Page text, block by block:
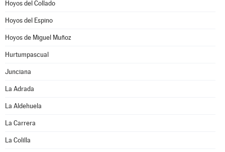
Hoyos del Collado
Hoyos del Espino
Hoyos de Miguel Muñoz
Hurtumpascual
Junciana
La Adrada
La Aldehuela
La Carrera
La Colilla